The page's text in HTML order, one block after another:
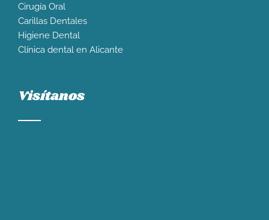
Cirugía Oral
Carillas Dentales
Higiene Dental
Clínica dental en Alicante
Visítanos